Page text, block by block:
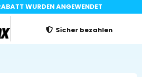
WURDEN ANGEWENDET
Sicher bezahlen